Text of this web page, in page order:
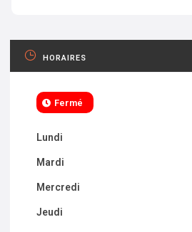
HORAIRES
Fermé
Lundi
Mardi
Mercredi
Jeudi